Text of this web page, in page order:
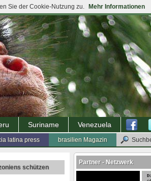
Suriname Venezuela
brasilien Magazin
latina press
schützen
Partner - Netzwerk
Sie der Cookie-Nutzung zu. Mehr Informationen